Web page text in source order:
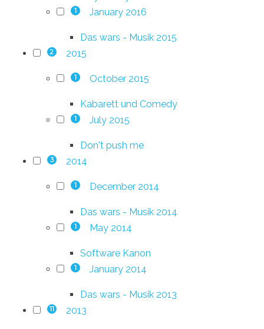
1 January 2016
Das wars - Musik 2015
2 2015
1 October 2015
Kabarett und Comedy
1 July 2015
Don't push me
3 2014
1 December 2014
Das wars - Musik 2014
1 May 2014
Software Kanon
1 January 2014
Das wars - Musik 2013
11 2013